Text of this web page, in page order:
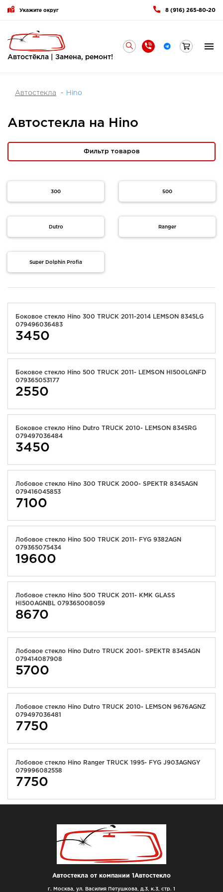
Укажите округ 8 (916) 265-80-20
Автостёкла | Замена, ремонт!
Автостекла Hino
Автостекла на Hino
Фильтр товаров
300 500
Dutro Ranger
Super Dolphin Profia
Боковое стекло Hino 300 TRUCK 2011-2014 LEMSON 8345LG
079496036483
3450
Боковое стекло Hino 500 TRUCK 2011- LEMSON HI500LGNFD
079365053177
2550
Боковое стекло Hino Dutro TRUCK 2010- LEMSON 8345RG
079497036484
3450
Лобовое стекло Hino 300 TRUCK 2000- SPEKTR 8345AGN
079416045853
7100
Лобовое стекло Hino 500 TRUCK 2011- FYG 9382AGN
079365075434
19600
Лобовое стекло Hino 500 TRUCK 2011- KMK GLASS
HI500AGNBL 079365008059
8670
Лобовое стекло Hino Dutro TRUCK 2001- SPEKTR 8345AGN
079414087908
5700
Лобовое стекло Hino Dutro TRUCK 2010- LEMSON 9676AGNZ
079497036481
7750
Лобовое стекло Hino Ranger TRUCK 1995- FYG J903AGNGY
079996082558
7750
Автостекла от компании 1Автостекло
г. Москва, ул. Василия Петушкова, д.3, к.3, стр. 1